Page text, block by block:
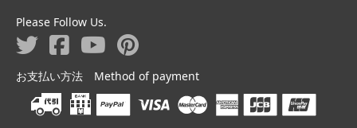
Please Follow Us.
お支払い方法 Method of payment